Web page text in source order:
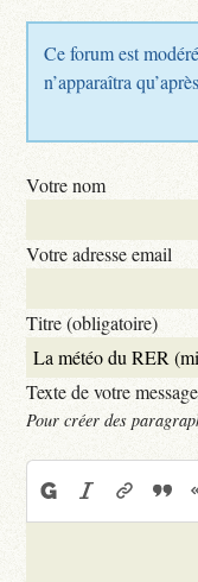
Ce forum est
n’apparaîtra
Votre nom
Votre adresse email
Titre (obligatoire)
Texte de votre
Pour créer des